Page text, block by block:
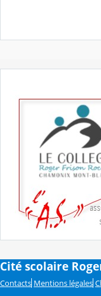
Cité scolaire
Contacts Mentions légales